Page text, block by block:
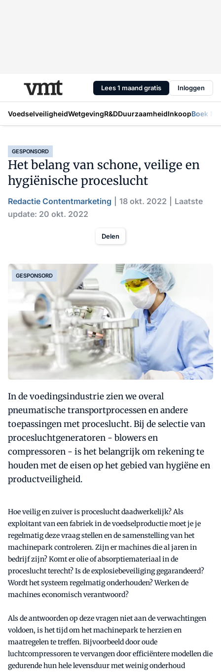
Lees 1 maand gratis Inloggen
VoedselveiligheidWetgevingR&DDuurzaamheidInkoopBoek
GESPONSORD
Het belang van schone, veilige en
hygiënische proceslucht
Redactie Contentmarketing 18 okt. 2022
Laatste
update: 20 okt. 2022
Delen
GESPONSORD
In de voedingsindustrie zien we overal
pneumatische transportprocessen en andere
toepassingen met proceslucht. Bij de selectie van
procesluchtgeneratoren - blowers en
compressoren - is het belangrijk om rekening te
houden met de eisen op het gebied van hygiëne en
productveiligheid.
Hoe veilig en zuiver is proceslucht daadwerkelijk? Als
exploitant van een fabriek in de voedselproductie moet je je
regelmatig deze vraag stellen en de samenstelling van het
machinepark controleren. Zijn er machines die al jaren in
bedrijf zijn? Komt er olie of absorptiemateriaal in de
proceslucht terecht? Is de explosiebeveiliging gegarandeerd?
Wordt het systeem regelmatig onderhouden? Werken de
machines economisch verantwoord?
Als de antwoorden op deze vragen niet aan de verwachtingen
voldoen, is het tijd om het machinepark te herzien en
maatregelen te treffen. Bijvoorbeeld door oude
luchtcompressoren te vervangen door efficiëntere modellen die
gedurende hun hele levensduur met weinig onderhoud